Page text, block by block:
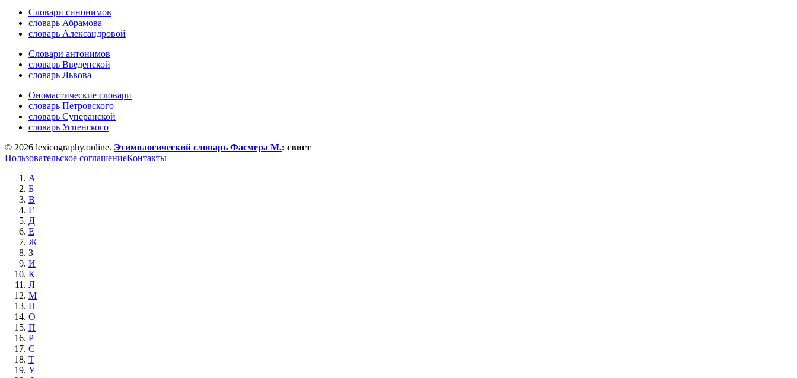
Словари синонимов
словарь Абрамова
словарь Александровой
Словари антонимов
словарь Введенской
словарь Львова
Ономастические словари
словарь Петровского
словарь Суперанской
словарь Успенского
© 2026 lexicography.online. Этимологический словарь Фасмера М.: свист
Пользовательское соглашениеКонтакты
А
Б
В
Г
Д
Е
Ж
З
И
К
Л
М
Н
О
П
Р
С
Т
У